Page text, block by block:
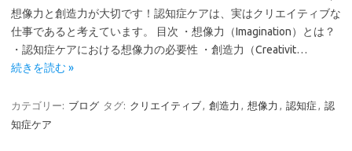
想像力と創造力が大切です！認知症ケアは、実はクリエイティブな
仕事であると考えています。 目次 ・想像力（Imagination）とは？
・認知症ケアにおける想像力の必要性 ・創造力（Creativit…
続きを読む »
カテゴリー: ブログ タグ: クリエイティブ, 創造力 , 想像力 , 認知症 , 認
知症ケア